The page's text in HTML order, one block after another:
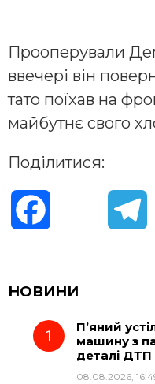
Прооперували
ввечері він
тато поїхав на
майбутнє свого
Поділитися:
c
e e
НОВИНИ
П’яний
машину з
деталі
08.08.2026,